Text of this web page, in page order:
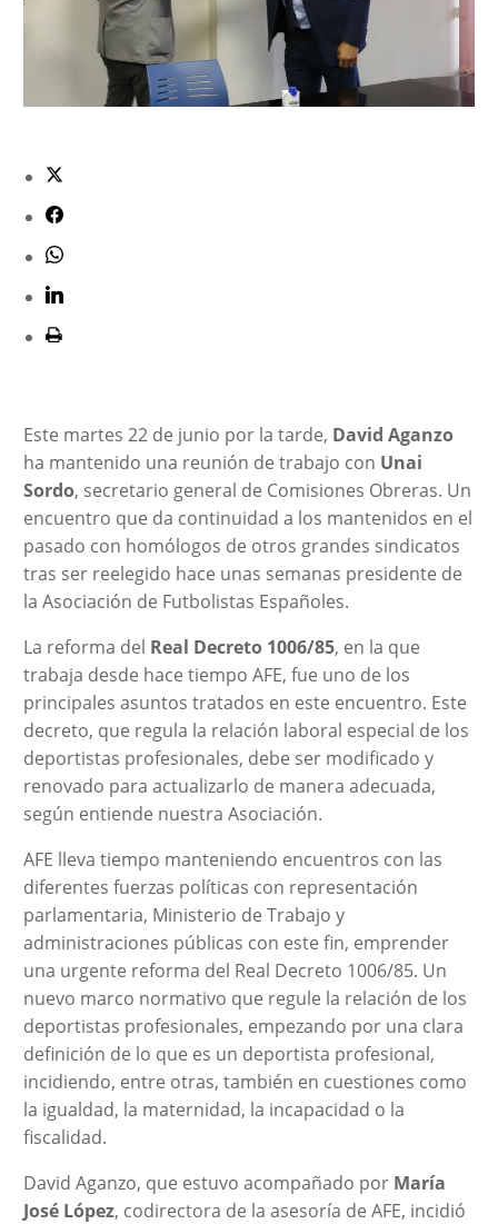
Este martes 22 de junio por la tarde, David Aganzo
ha mantenido una reunión de trabajo con Unai
Sordo, secretario general de Comisiones Obreras. Un
encuentro que da continuidad a los mantenidos en el
pasado con homólogos de otros grandes sindicatos
tras ser reelegido hace unas semanas presidente de
la Asociación de Futbolistas Españoles.
La reforma del Real Decreto 1006/85, en la que
trabaja desde hace tiempo AFE, fue uno de los
principales asuntos tratados en este encuentro. Este
decreto, que regula la relación laboral especial de los
deportistas profesionales, debe ser modificado y
renovado para actualizarlo de manera adecuada,
según entiende nuestra Asociación.
AFE lleva tiempo manteniendo encuentros con las
diferentes fuerzas políticas con representación
parlamentaria, Ministerio de Trabajo y
administraciones públicas con este fin, emprender
una urgente reforma del Real Decreto 1006/85. Un
nuevo marco normativo que regule la relación de los
deportistas profesionales, empezando por una clara
definición de lo que es un deportista profesional,
incidiendo, entre otras, también en cuestiones como
la igualdad, la maternidad, la incapacidad o la
fiscalidad.
David Aganzo, que estuvo acompañado por María
José López, codirectora de la asesoría de AFE, incidió